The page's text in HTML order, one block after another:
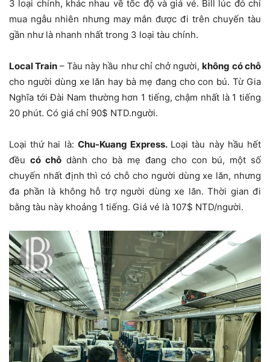
3 loại chính, khác nhau về tốc độ và giá vé. Bill lúc đó chỉ
mua ngẫu nhiên nhưng may mắn được đi trên chuyến tàu
gần như là nhanh nhất trong 3 loại tàu chính.
Local Train – Tàu này hầu như chỉ chở người, không có chỗ
cho người dùng xe lăn hay bà mẹ đang cho con bú. Từ Gia
Nghĩa tới Đài Nam thường hơn 1 tiếng, chậm nhất là 1 tiếng
20 phút. Có giá chỉ 90$ NTD.người.
Loại thứ hai là: Chu-Kuang Express. Loại tàu này hầu hết
đều có chỗdành cho bà mẹ đang cho con bú, một số
chuyến nhất định thì có chỗ cho người dùng xe lăn, nhưng
đa phần là không hỗ trợ người dùng xe lăn. Thời gian đi
bằng tàu này khoảng 1 tiếng. Giá vé là 107$ NTD/người.